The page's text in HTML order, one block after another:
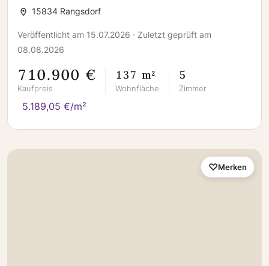
15834 Rangsdorf
Veröffentlicht am 15.07.2026 · Zuletzt geprüft am
08.08.2026
710.900 €
Kaufpreis
137 m²
Wohnfläche
5
Zimmer
5.189,05 €/m²
Merken